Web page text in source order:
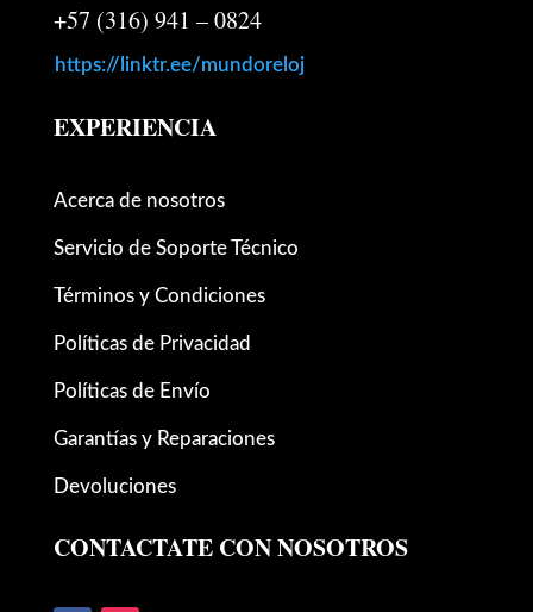
+57 (316) 941 – 0824
https://linktr.ee/mundoreloj
EXPERIENCIA
Acerca de nosotros
Servicio de Soporte Técnico
Términos y Condiciones
Políticas de Privacidad
Políticas de Envío
Garantías y Reparaciones
Devoluciones
CONTACTATE CON NOSOTROS